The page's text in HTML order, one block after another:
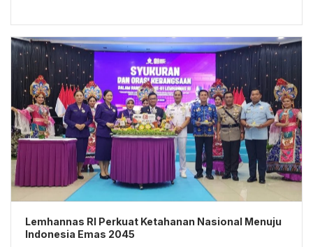
Lemhannas RI Perkuat Ketahanan Nasional Menuju
Indonesia Emas 2045